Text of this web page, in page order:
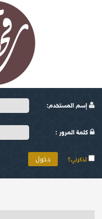
إسم المستخدم:
كلمة المرور :
تذكرني؟